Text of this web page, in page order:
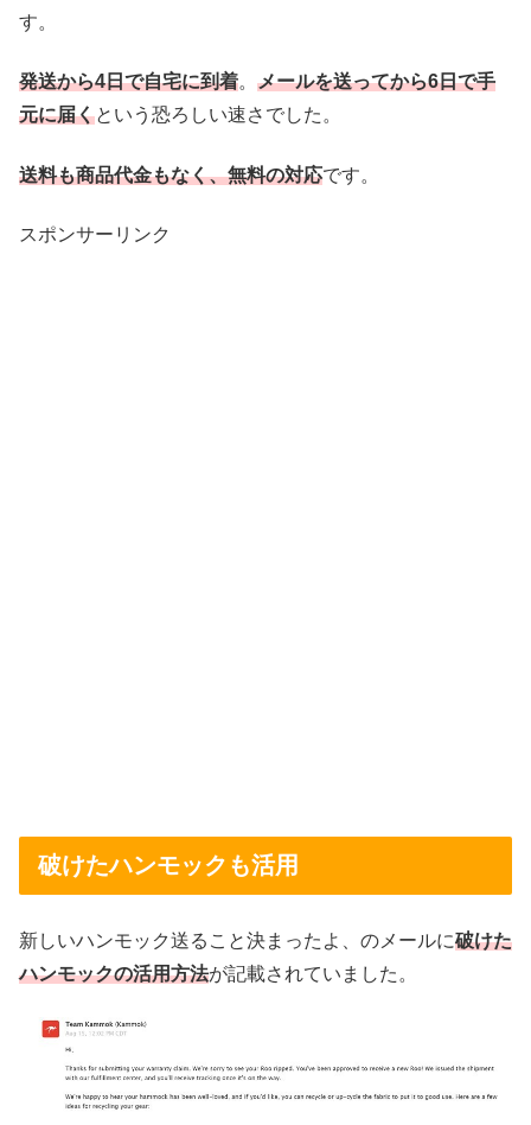
す。
発送から4日で自宅に到着。 メールを送ってから6日で手
元に届くという恐ろしい速さでした。
送料も商品代金もなく、無料の対応です。
スポンサーリンク
破けたハンモックも活用
新しいハンモック送ること決まったよ、のメールに破けた
ハンモックの活用方法が記載されていました。